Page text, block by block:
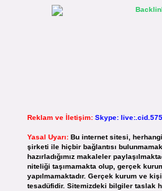
Reklam ve İletişim: Skype:
Yasal Uyarı: Bu internet sitesi,
şirketi ile hiçbir bağlantısı
hazırladığımız makaleler
niteliği taşımamakta olup, gerçek
yapılmamaktadır. Gerçek kurum ve
tesadüfidir. Sitemizdeki bilgiler taslak